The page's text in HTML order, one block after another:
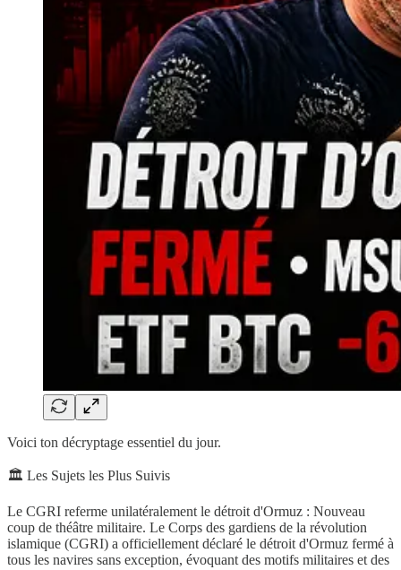
Voici ton décryptage essentiel du jour.
🏛️ Les Sujets les Plus Suivis
Le CGRI referme unilatéralement le détroit d'Ormuz : Nouveau
coup de théâtre militaire. Le Corps des gardiens de la révolution
islamique (CGRI) a officiellement déclaré le détroit d'Ormuz fermé à
tous les navires sans exception, évoquant des motifs militaires et des